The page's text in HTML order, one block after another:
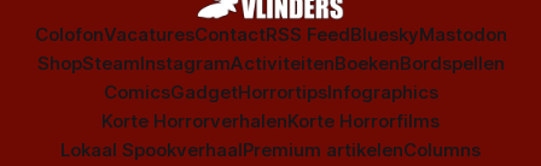
ColofonVacaturesContactRSS FeedBlueskyMastodon
ShopSteamInstagramActiviteitenBoekenBordspellen
ComicsGadgetHorrortipsInfographics
Korte HorrorverhalenKorte Horrorfilms
Lokaal SpookverhaalPremium artikelenColumns